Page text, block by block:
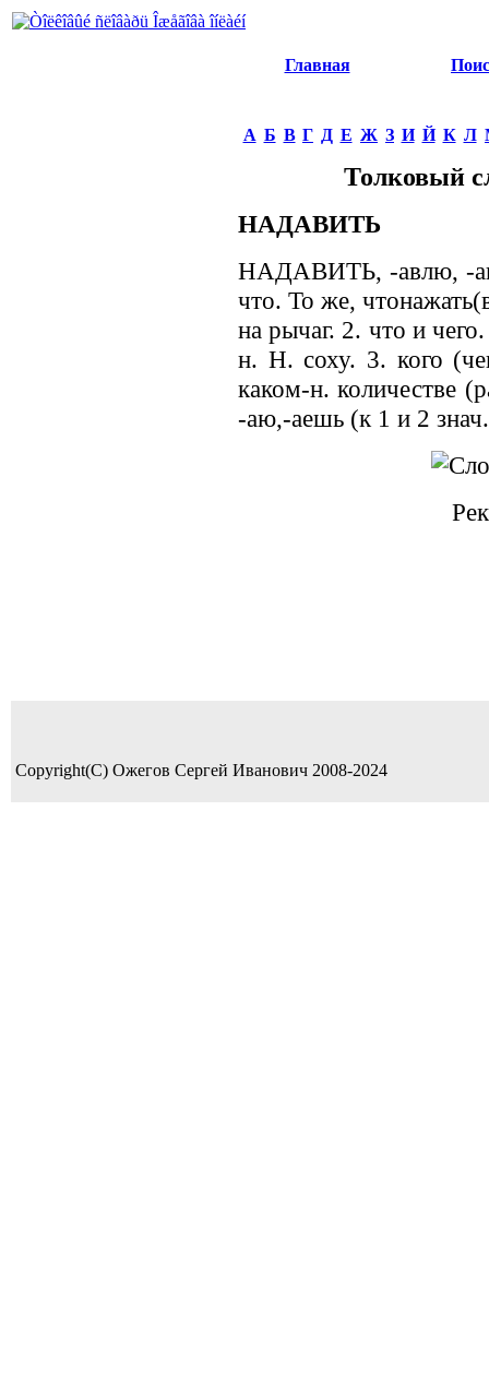
Главная
А Б В Г Д Е Ж З И Й К Л
Толковый
НАДАВИТЬ
НАДАВИТЬ, -авлю, -
что. То же,
на рычаг. 2. что и
н. Н. соху. 3. кого
каком-н. количестве
-аю,-аешь (к 1 и 2
Copyright(C) Ожегов Сергей Иванович 2008-2024